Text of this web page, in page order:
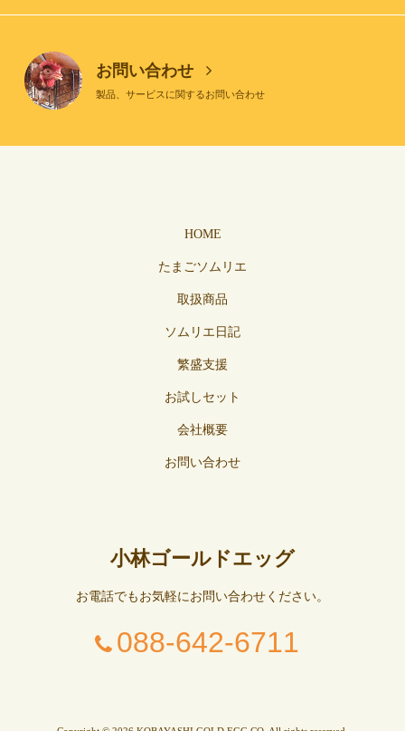
お問い合わせ
製品、サービスに関するお問い合わせ
HOME
たまごソムリエ
取扱商品
ソムリエ日記
繁盛支援
お試しセット
会社概要
お問い合わせ
小林ゴールドエッグ
お電話でもお気軽にお問い合わせください。
088-642-6711